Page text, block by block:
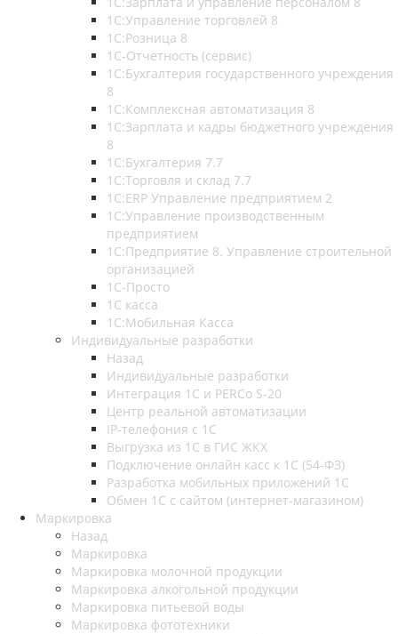
1С:Управление торговлей 8
1С:Розница 8
1С-Отчетность (сервис)
1С:Бухгалтерия государственного учреждения
8
1С:Комплексная автоматизация 8
1С:Зарплата и кадры бюджетного учреждения
8
1С:Бухгалтерия 7.7
1С:Торговля и склад 7.7
1С:ERP Управление предприятием 2
1С:Управление производственным
предприятием
1С:Предприятие 8. Управление строительной
организацией
1С-Просто
1С касса
1С:Мобильная Касса
Индивидуальные разработки
Назад
Индивидуальные разработки
Интеграция 1С и PERCo S-20
Центр реальной автоматизации
IP-телефония с 1С
Выгрузка из 1С в ГИС ЖКХ
Подключение онлайн касс к 1С (54-ФЗ)
Разработка мобильных приложений 1С
Обмен 1С с сайтом (интернет-магазином)
Маркировка
Назад
Маркировка
Маркировка молочной продукции
Маркировка алкогольной продукции
Маркировка питьевой воды
Маркировка фототехники